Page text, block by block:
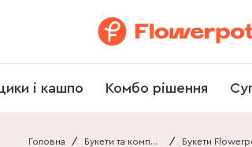
і кашпо Комбо рішення
Головна / Букети та композиції / Букети